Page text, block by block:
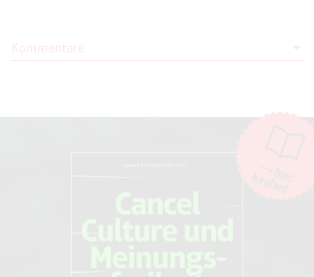
Kommentare und Diskussionen sind willkommen, Beschimpfungen /